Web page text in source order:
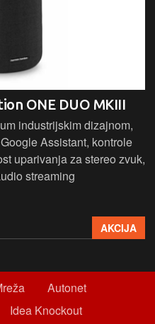
ONE DUO MKIII
industrijskim dizajnom,
Assistant, kontrole
uparivanja za stereo zvuk,
streaming
AKCIJA
Autonet
Idea Knockout